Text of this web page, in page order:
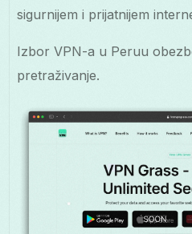
sigurnijem i prijatnijem
Izbor VPN-a u Peruu
pretraživanje.